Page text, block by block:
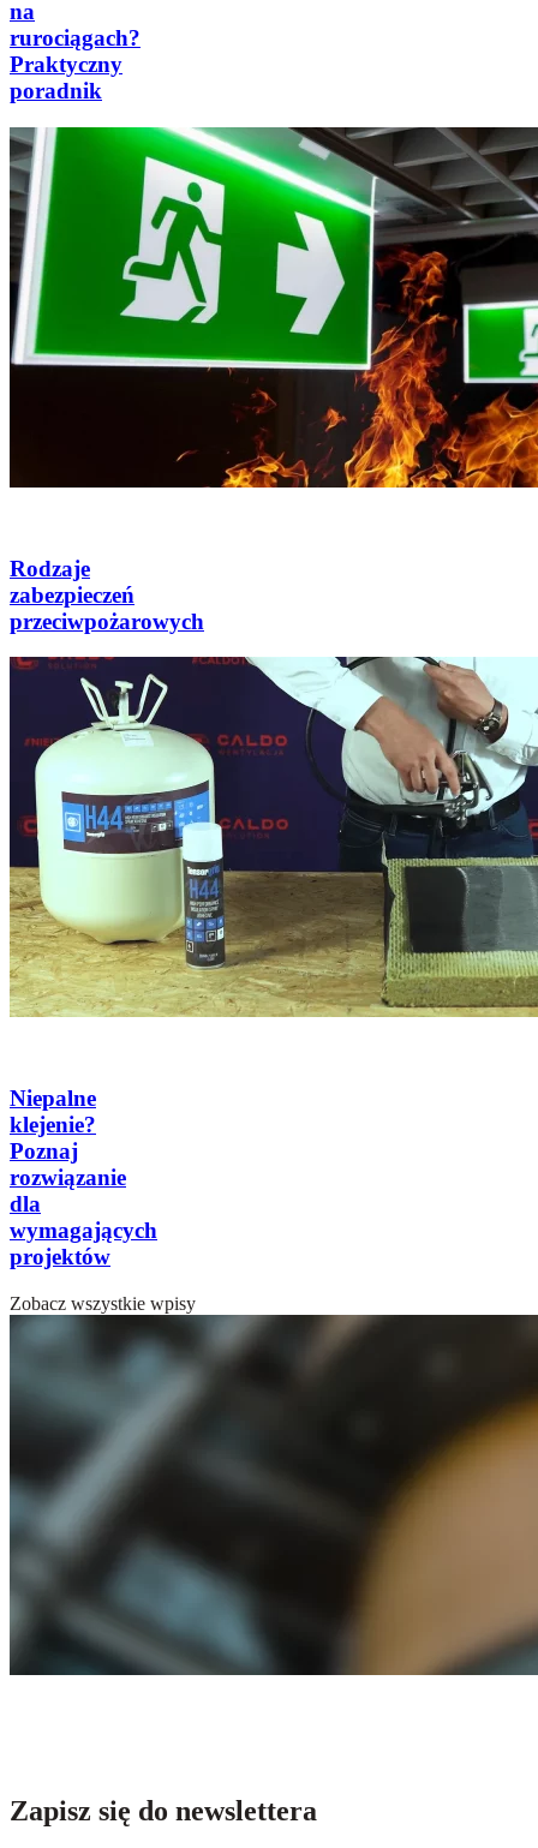
na
rurociągach?
Praktyczny
poradnik
Rodzaje
zabezpieczeń
przeciwpożarowych
Niepalne
klejenie?
Poznaj
rozwiązanie
dla
wymagających
projektów
Zobacz wszystkie wpisy
Zapisz się do newslettera